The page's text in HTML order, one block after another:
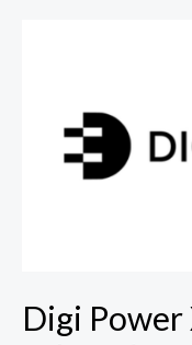
Digi Power
acuerdo
líder